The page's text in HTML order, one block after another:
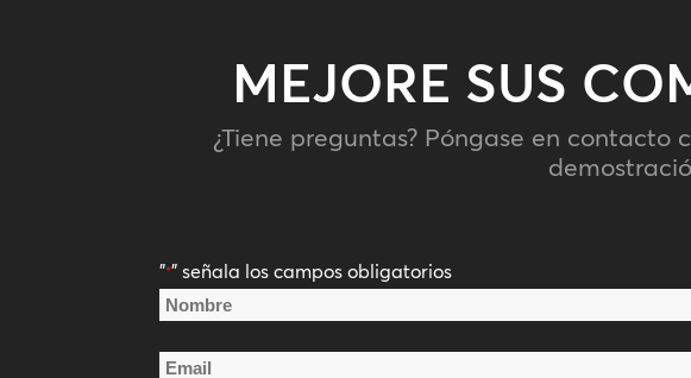
MEJORE SUS
¿Tiene preguntas? Póngase en
"*" señala los campos obligatorios
Nombre
Nombre
Email